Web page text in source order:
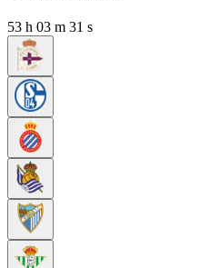
53 h 03 m 30 s